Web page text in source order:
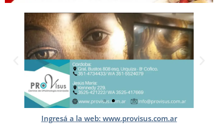
Ingresá a la web: www.provisus.com.ar